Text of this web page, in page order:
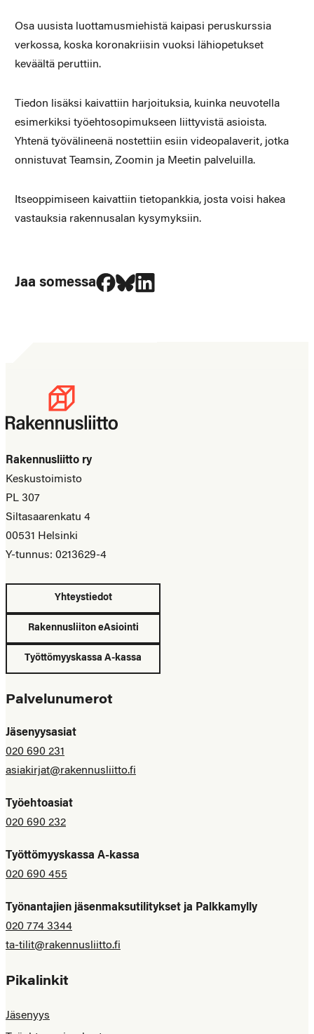
Osa uusista luottamusmiehistä kaipasi peruskurssia
verkossa, koska koronakriisin vuoksi lähiopetukset
keväältä peruttiin.
Tiedon lisäksi kaivattiin harjoituksia, kuinka neuvotella
esimerkiksi työehtosopimukseen liittyvistä asioista.
Yhtenä työvälineenä nostettiin esiin videopalaverit, jotka
onnistuvat Teamsin, Zoomin ja Meetin palveluilla.
Itseoppimiseen kaivattiin tietopankkia, josta voisi hakea
vastauksia rakennusalan kysymyksiin.
Jaa somessa
Jaa Facebookissa
Jaa Blueskyssa
Jaa LinkedIn:ssä
Rakennusliitto ry
Keskustoimisto
PL 307
Siltasaarenkatu 4
00531 Helsinki
Y-tunnus: 0213629-4
Yhteystiedot
Rakennusliiton eAsiointi
Työttömyyskassa A-kassa
Palvelunumerot
Jäsenyysasiat
020 690 231
asiakirjat@rakennusliitto.fi
Työehtoasiat
020 690 232
Työttömyyskassa A-kassa
020 690 455
Työnantajien jäsenmaksutilitykset ja Palkkamylly
020 774 3344
ta-tilit@rakennusliitto.fi
Pikalinkit
Jäsenyys